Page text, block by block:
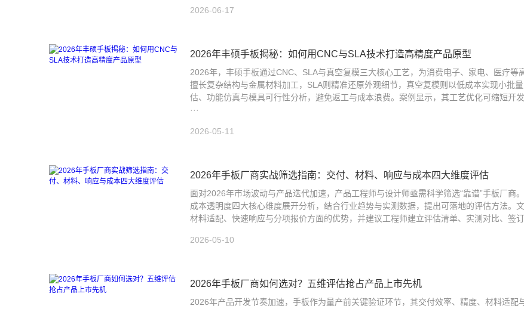
2026-06-17
2026年丰硕手板揭秘：如何用CNC与SLA技术打造高精度产品原型
2026年，丰硕手板通过CNC、SLA与真空复模三大核心工艺，为消费电子、家电、医疗
擅长复杂结构与金属材料加工，SLA则精准还原外观细节，真空复模则以低成本实现小批
估、功能仿真与模具可行性分析，避免返工与成本浪费。案例显示，其工艺优化可缩短开
···
2026-05-11
2026年手板厂商实战筛选指南：交付、材料、响应与成本四大维度评估
面对2026年市场波动与产品迭代加速，产品工程师与设计师亟需科学筛选“靠谱”手板厂商
成本透明度四大核心维度展开分析，结合行业趋势与实测数据，提出可落地的评估方法。
材料适配、快速响应与分项报价方面的优势，并建议工程师建立评估清单、实测对比、签
2026-05-10
2026年手板厂商如何选对？五维评估抢占产品上市先机
2026年产品开发节奏加速，手板作为量产前关键验证环节，其交付效率、精度、材料适